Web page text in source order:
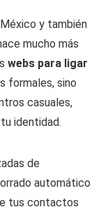
y también
mucho más
webs para ligar
formales, sino
casuales,
identidad.
de
automático
tus contactos